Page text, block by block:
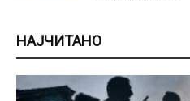
НАЈЧИТАНО